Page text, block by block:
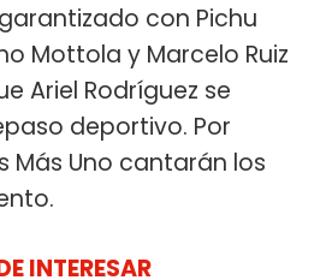
con Pichu
Mottola y Marcelo Ruiz
Ariel Rodríguez se
deportivo. Por
Más Uno cantarán los
INTERESAR